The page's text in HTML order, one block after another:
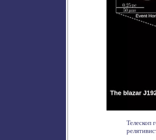
Телескоп